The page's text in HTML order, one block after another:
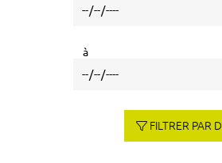
à
FILTRER PAR